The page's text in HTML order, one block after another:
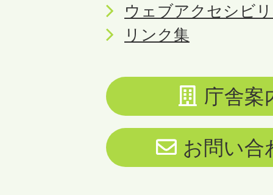
ウェブアクセシビ
リンク集
庁舎案
お問い合